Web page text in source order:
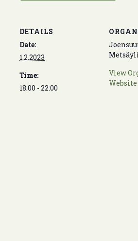
DETAILS
Date:
1.2.2023
Time:
18:00 - 22:00
View
Website